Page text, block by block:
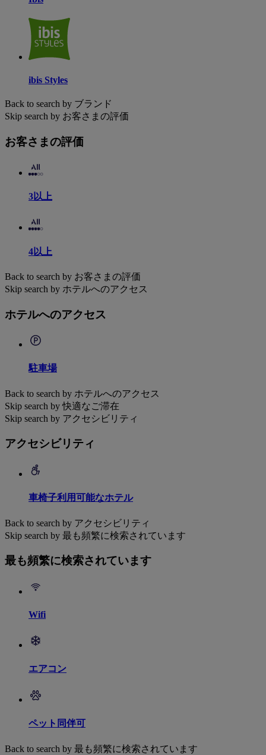
ibis Styles
Back to search by ブランド
Skip search by お客さまの評価
お客さまの評価
3以上
4以上
Back to search by お客さまの評価
Skip search by ホテルへのアクセス
ホテルへのアクセス
駐車場
Back to search by ホテルへのアクセス
Skip search by 快適なご滞在
Skip search by アクセシビリティ
アクセシビリティ
車椅子利用可能なホテル
Back to search by アクセシビリティ
Skip search by 最も頻繁に検索されています
最も頻繁に検索されています
Wifi
エアコン
ペット同伴可
Back to search by 最も頻繁に検索されています